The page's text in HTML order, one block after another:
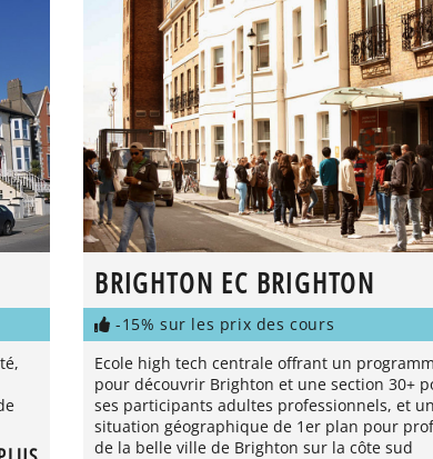
BRIGHTON EC BRIGHTON
-15% sur les prix des cours
Ecole high tech centrale offrant un
pour découvrir Brighton et une section 30+
ses participants adultes professionnels, et
situation géographique de 1er plan pour
de la belle ville de Brighton sur la côte sud